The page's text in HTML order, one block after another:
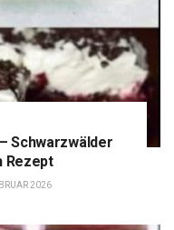
Schwarzwälder
Rezept
2026